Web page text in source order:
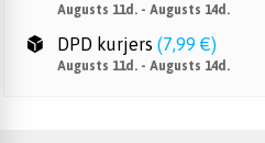
Augusts 11d. - Augusts 14d.
DPD kurjers (7,99 €)
Augusts 11d. - Augusts 14d.